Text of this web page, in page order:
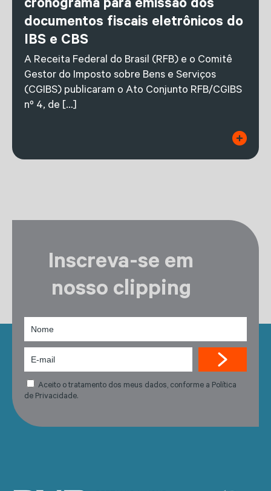
cronograma para emissão dos
documentos fiscais eletrônicos do
IBS e CBS
A Receita Federal do Brasil (RFB) e o Comitê
Gestor do Imposto sobre Bens e Serviços
(CGIBS) publicaram o Ato Conjunto RFB/CGIBS
nº 4, de […]
Inscreva-se em
nosso clipping
Aceito o tratamento dos meus dados, conforme a Política
de Privacidade.